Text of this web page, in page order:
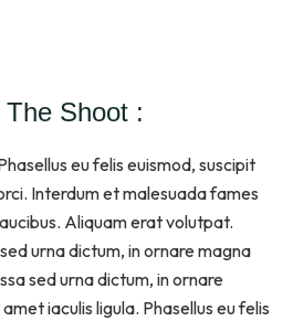
Shoot :
eu felis euismod, suscipit
Interdum et malesuada fames
Aliquam erat volutpat.
urna dictum, in ornare magna
sed urna dictum, in ornare
iaculis ligula. Phasellus eu felis